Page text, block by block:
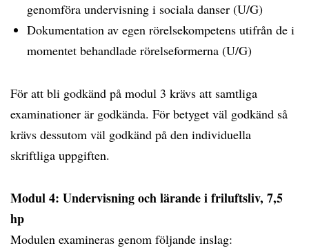
genomföra undervisning i sociala danser (U/G)
Dokumentation av egen rörelsekompetens utifrån de i
momentet behandlade rörelseformerna (U/G)
För att bli godkänd på modul 3 krävs att samtliga
examinationer är godkända. För betyget väl godkänd så
krävs dessutom väl godkänd på den individuella
skriftliga uppgiften.
Modul 4: Undervisning och lärande i friluftsliv, 7,5
hp
Modulen examineras genom följande inslag: